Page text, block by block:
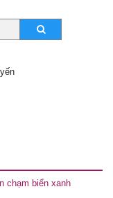
chạm biển xanh